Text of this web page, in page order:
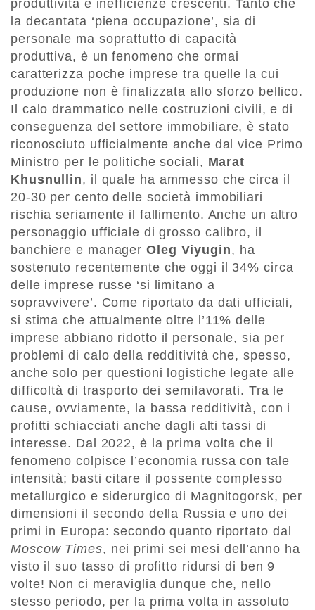
produttività e inefficienze crescenti. Tanto che
la decantata ‘piena occupazione’, sia di
personale ma soprattutto di capacità
produttiva, è un fenomeno che ormai
caratterizza poche imprese tra quelle la cui
produzione non è finalizzata allo sforzo bellico.
Il calo drammatico nelle costruzioni civili, e di
conseguenza del settore immobiliare, è stato
riconosciuto ufficialmente anche dal vice Primo
Ministro per le politiche sociali, Marat
Khusnullin, il quale ha ammesso che circa il
20-30 per cento delle società immobiliari
rischia seriamente il fallimento. Anche un altro
personaggio ufficiale di grosso calibro, il
banchiere e manager Oleg Viyugin, ha
sostenuto recentemente che oggi il 34% circa
delle imprese russe ‘si limitano a
sopravvivere’. Come riportato da dati ufficiali,
si stima che attualmente oltre l’11% delle
imprese abbiano ridotto il personale, sia per
problemi di calo della redditività che, spesso,
anche solo per questioni logistiche legate alle
difficoltà di trasporto dei semilavorati. Tra le
cause, ovviamente, la bassa redditività, con i
profitti schiacciati anche dagli alti tassi di
interesse. Dal 2022, è la prima volta che il
fenomeno colpisce l’economia russa con tale
intensità; basti citare il possente complesso
metallurgico e siderurgico di Magnitogorsk, per
dimensioni il secondo della Russia e uno dei
primi in Europa: secondo quanto riportato dal
Moscow Times, nei primi sei mesi dell’anno ha
visto il suo tasso di profitto ridursi di ben 9
volte! Non ci meraviglia dunque che, nello
stesso periodo, per la prima volta in assoluto